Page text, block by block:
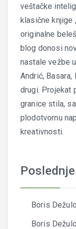
veštačke
klasične knjige
originalne
blog donosi
nastale vežbe
Andrić,
drugi. Projekat
granice stila,
plodotvornu
kreativnosti.
Boris
Boris